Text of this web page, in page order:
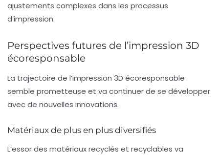
ajustements complexes dans les processus
d’impression.
Perspectives futures de l’impression 3D
écoresponsable
La trajectoire de l’impression 3D écoresponsable
semble prometteuse et va continuer de se développer
avec de nouvelles innovations.
Matériaux de plus en plus diversifiés
L’essor des matériauxrecyclés et recyclables va